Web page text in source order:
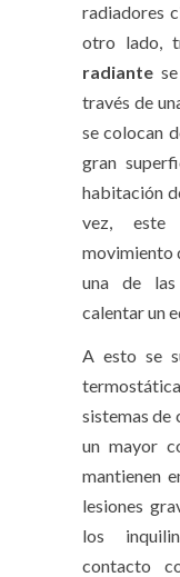
radiadores
otro lado,
radiante
través de
se colocan
gran
habitación
vez, este
movimiento
una de
calentar un
A esto se
sistemas de
un mayor
mantienen
lesiones
los
contacto